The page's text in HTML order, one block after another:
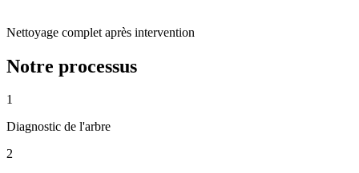
Nettoyage complet après intervention
Notre processus
1
Diagnostic de l'arbre
2